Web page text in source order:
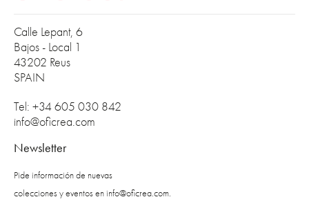
Calle Lepant, 6
Bajos - Local 1
43202 Reus
SPAIN
Tel: +34 605 030 842
info@oficrea.com
Newsletter
Pide información de nuevas
colecciones y eventos eninfo@oficrea.com.